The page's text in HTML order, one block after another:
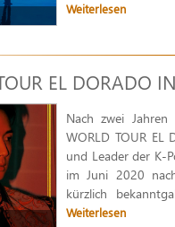
Weiterlesen
EL DORADO
Nach zwei
WORLD TOUR EL
und Leader der K-
im Juni 2020
kürzlich
Weiterlesen